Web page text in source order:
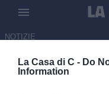
La Casa di C - Do
Information
NOTIZIE
Pineto,